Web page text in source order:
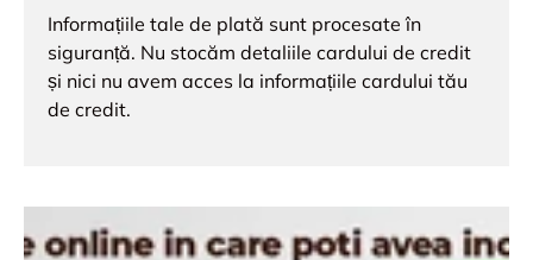
Informațiile tale de plată sunt procesate în
siguranță. Nu stocăm detaliile cardului de credit
și nici nu avem acces la informațiile cardului tău
de credit.